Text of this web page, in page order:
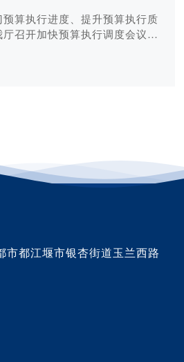
弱部位和薄弱环节全面反思检
深做细做实做具体，切实把短板
展形势，严格按照“三年上台
力和功能大提升、基础条件能力
面貌大提升、改革创新大提升、社
压茬推进、全面跟踪评估，以时
工作再立新功。 郭亨孝强调，要
水利高质量发展的坚实保障。一
武装上下功夫。坚持把学习成果
合，不断提高工作的实践性、预
力量转化为推动事业发展的强大
，在提升能力上下功夫。深入实
工程加强干部培养，坚持激励与
算执行进度、提升预算执行质
召开加快预算执行调度会议，
行重点任务，提前谋划2023年
组书记、厅长郭亨孝出席会议并
“敢想敢干敢成”“善想善干善
原因，全力以赴加快预算执行
度预算目标任务只能完成、必须完
上台阶”的前提基础。他提出，
利预算执行提升年”，全面提升
。各单位要从三个方面狠下功
预算执行进度表面上是资金的问
问题，本质上是班子领导能力和
领导班子和业务部门要提升财务
钱、会用钱、用好钱，不断强化
亲自抓，统筹协调内外部力量，
市都江堰市银杏街道玉兰西路